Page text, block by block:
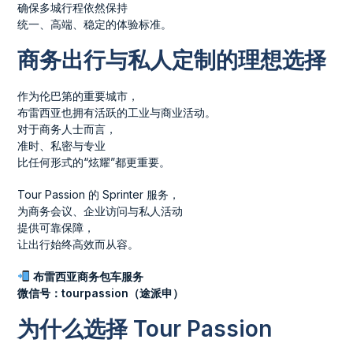
确保多城行程依然保持
统一、高端、稳定的体验标准。
商务出行与私人定制的理想选择
作为伦巴第的重要城市，
布雷西亚也拥有活跃的工业与商业活动。
对于商务人士而言，
准时、私密与专业
比任何形式的“炫耀”都更重要。
Tour Passion 的 Sprinter 服务，
为商务会议、企业访问与私人活动
提供可靠保障，
让出行始终高效而从容。
布雷西亚商务包车服务
微信号：tourpassion（途派申）
为什么选择 Tour Passion